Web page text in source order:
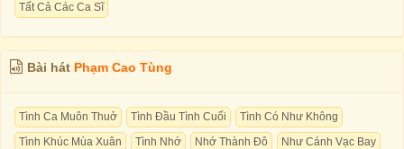
Tất Cả Các Ca Sĩ
Bài hát Phạm Cao Tùng
Tình Ca Muôn Thuở Tình Đầu Tình Cuối
Tình Có Như Không
Tình Khúc Mùa Xuân
Tình Nhớ Nhớ Thành Đô
Như Cánh Vạc Bay